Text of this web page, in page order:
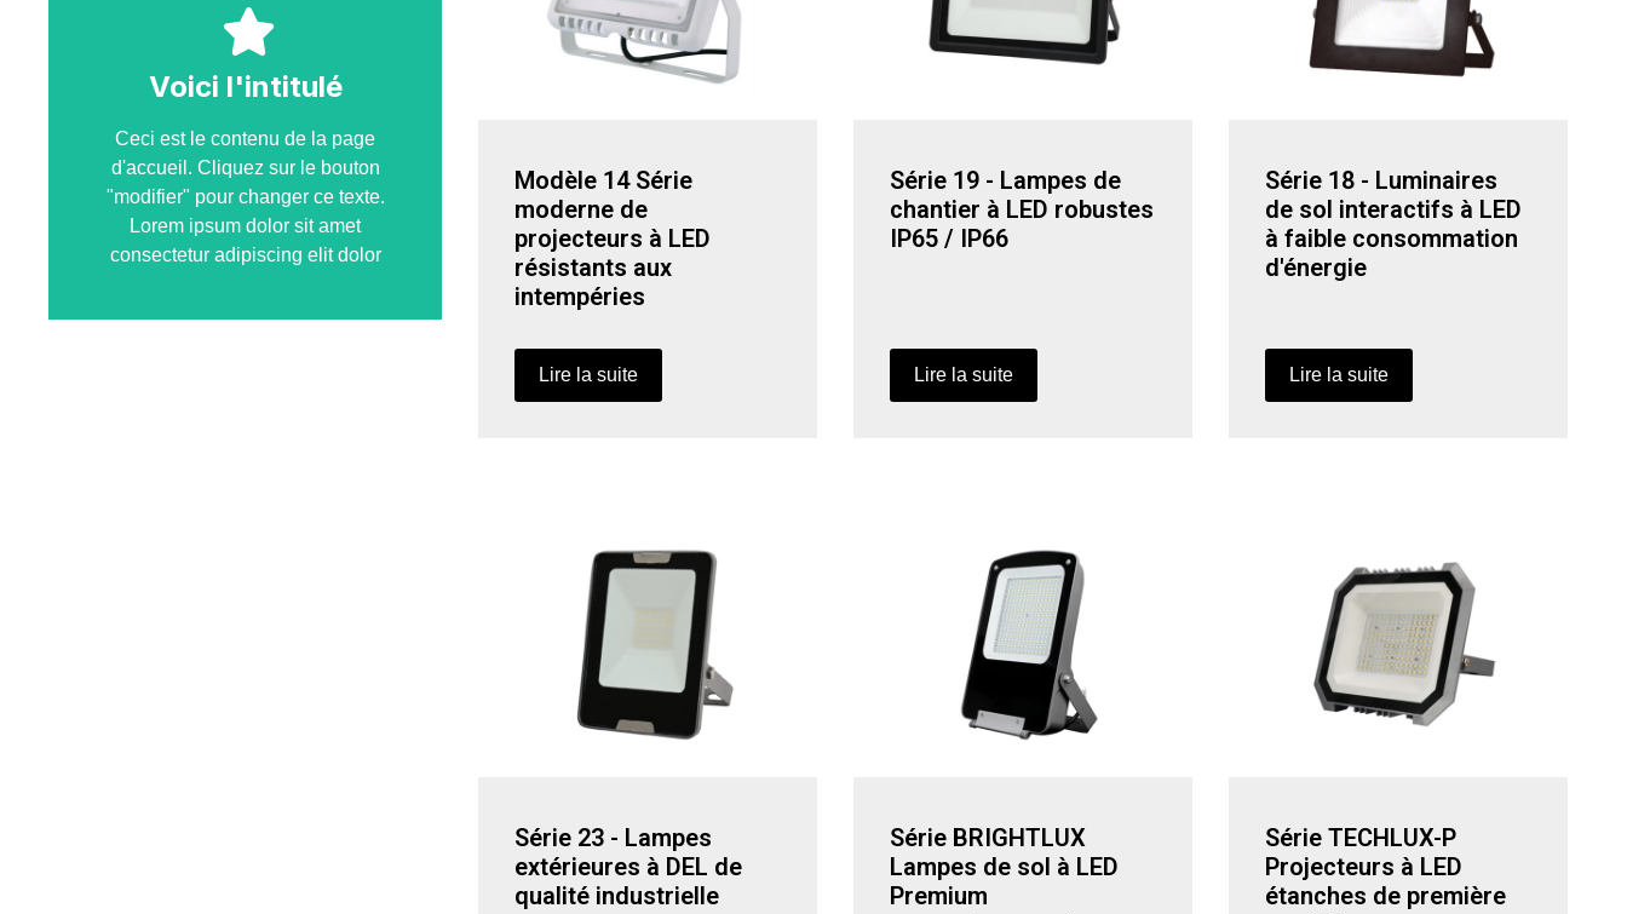
Voici l'intitulé
Ceci est le contenu de la page
d'accueil. Cliquez sur le bouton
"modifier" pour changer ce texte.
Lorem ipsum dolor sit amet
consectetur adipiscing elit dolor
Voici l'intitulé
Ceci est le contenu de la page
d'accueil. Cliquez sur le bouton
"modifier" pour changer ce texte.
Lorem ipsum dolor sit amet
consectetur adipiscing elit dolor
Modèle 14 Série
moderne de
projecteurs à LED
résistants aux
intempéries
Lire la suite
Série 19 - Lampes de
chantier à LED robustes
IP65 / IP66
Lire la suite
Série 18 - Luminaires
de sol interactifs à LED
à faible consommation
d'énergie
Lire la suite
Série 23 - Lampes
extérieures à DEL de
qualité industrielle
Série BRIGHTLUX
Lampes de sol à LED
Premium
Série TECHLUX-P
Projecteurs à LED
étanches de première